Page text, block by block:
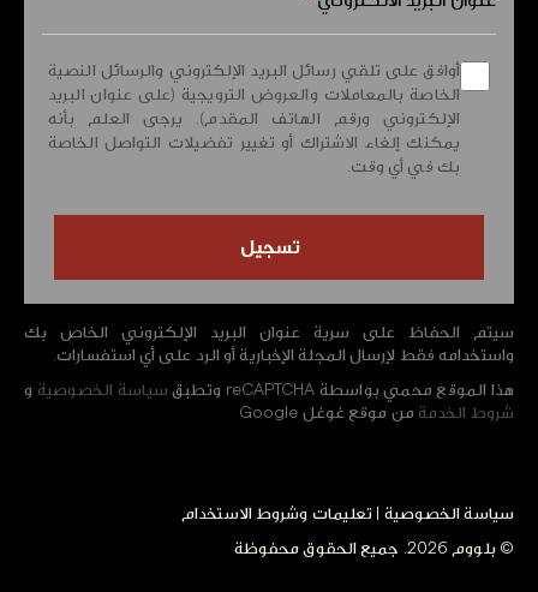
أوافق على تلقي رسائل البريد الإلكتروني والرسائل النصية
الخاصة بالمعاملات والعروض الترويجية (على عنوان البريد
الإلكتروني ورقم الهاتف المقدم). يرجى العلم بأنه
يمكنك إلغاء الاشتراك أو تغيير تفضيلات التواصل الخاصة
بك في أي وقت.
سيتم الحفاظ على سرية عنوان البريد الإلكتروني الخاص بك
واستخدامه فقط لإرسال المجلة الإخبارية أو الرد على أي استفسارات.
هذا الموقع محمي بواسطة reCAPTCHA وتطبق سياسة الخصوصية و
شروط الخدمة من موقع غوغل Google
© بلووم 2026. جميع الحقوق محفوظة
سياسة الخصوصية تعليمات وشروط الاستخدام